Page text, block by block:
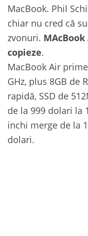
MacBook. Phil
chiar nu cred că
zvonuri.
copieze.
MacBook Air
GHz, plus 8GB de
rapidă, SSD de
de la 999 dolari la
inchi merge de la
dolari.